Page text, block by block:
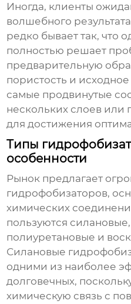
Иногда, клиенты
волшебного
редко бывает так, что
полностью решает
предварительную
пористость и
самые продвинутые
нескольких слоев или
для достижения
Типы
особенности
Рынок предлагает
гидрофобизаторов,
химических
пользуются
полиуретановые и
Силановые
одними из наиболее
долговечных,
химическую связь с